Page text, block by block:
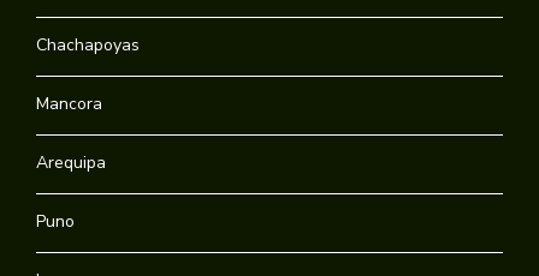
Chachapoyas
Mancora
Arequipa
Puno